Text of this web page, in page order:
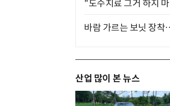
"도수치료 그거 하지
바람 가르는 보닛 장
산업 많이 본 뉴스